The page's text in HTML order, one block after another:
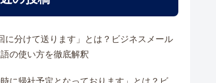
に分けて送ります」とは？ビジネスメール
の使い方を徹底解釈